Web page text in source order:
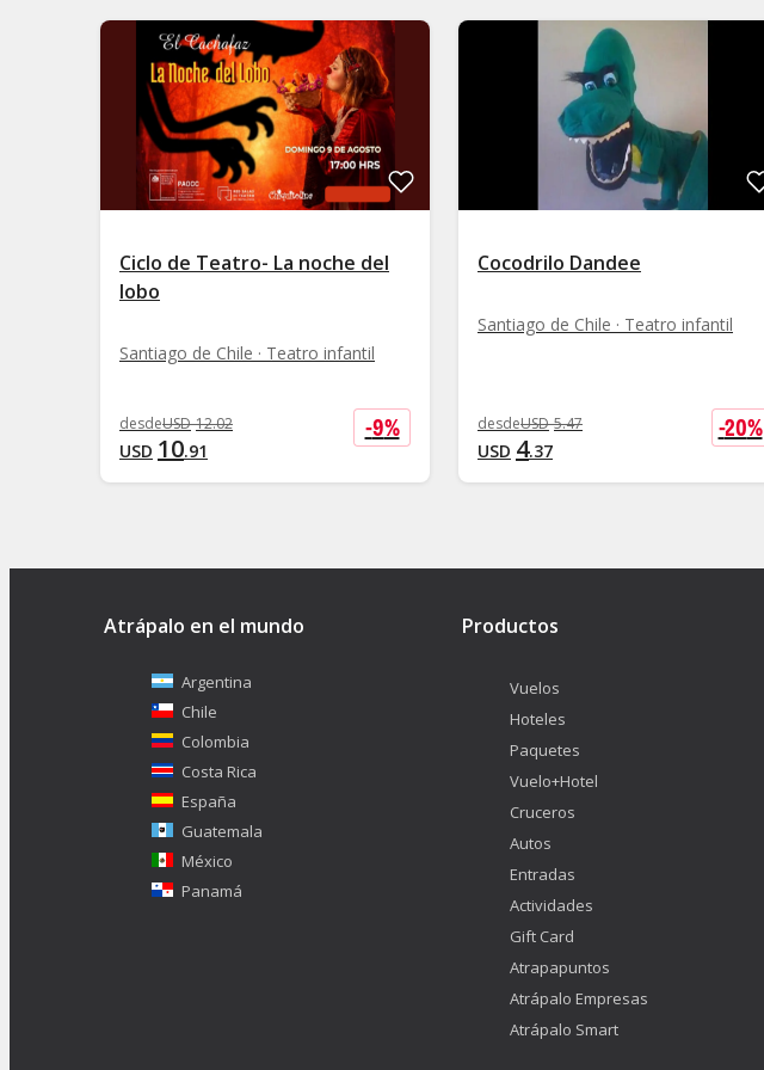
Ciclo de Teatro- La noche del
lobo
Santiago de Chile · Teatro infantil
desdeUSD 12.02
USD 10.91
-9%
Cocodrilo Dandee
Santiago de Chile · Teatro infantil
desdeUSD 5.47
USD 4.37
-20%
Atrápalo en el mundo
Argentina
Chile
Colombia
Costa Rica
España
Guatemala
México
Panamá
Productos
Vuelos
Hoteles
Paquetes
Vuelo+Hotel
Cruceros
Autos
Entradas
Actividades
Gift Card
Atrapapuntos
Atrápalo Empresas
Atrápalo Smart